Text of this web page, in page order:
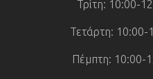
Τρίτη: 10:00-
Τετάρτη:
Πέμπτη: 10:00-